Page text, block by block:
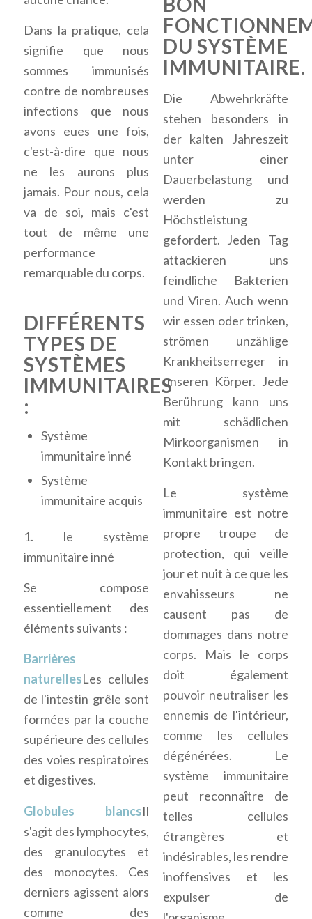
Dans la pratique, cela
signifie que nous
sommes immunisés
contre de nombreuses
infections que nous
avons eues une fois,
c'est-à-dire que nous
ne les aurons plus
jamais. Pour nous, cela
va de soi, mais c'est
tout de même une
performance
remarquable du corps.
DIFFÉRENTS
TYPES DE
SYSTÈMES
IMMUNITAIRES
:
Système
immunitaire inné
Système
immunitaire acquis
1. le système
immunitaire inné
Se compose
essentiellement des
éléments suivants :
Barrières
naturellesLes cellules
de l'intestin grêle sont
formées par la couche
supérieure des cellules
des voies respiratoires
et digestives.
Globules blancsIl
s'agit des lymphocytes,
des granulocytes et
des monocytes. Ces
derniers agissent alors
comme des
DU SYSTÈME
IMMUNITAIRE.
Die Abwehrkräfte
stehen besonders in
der kalten Jahreszeit
unter einer
Dauerbelastung und
werden zu
Höchstleistung
gefordert. Jeden Tag
attackieren uns
feindliche Bakterien
und Viren. Auch wenn
wir essen oder trinken,
strömen unzählige
Krankheitserreger in
unseren Körper. Jede
Berührung kann uns
mit schädlichen
Mirkoorganismen in
Kontakt bringen.
Le système
immunitaire est notre
propre troupe de
protection, qui veille
jour et nuit à ce que les
envahisseurs ne
causent pas de
dommages dans notre
corps. Mais le corps
doit également
pouvoir neutraliser les
ennemis de l'intérieur,
comme les cellules
dégénérées. Le
système immunitaire
peut reconnaître de
telles cellules
étrangères et
indésirables, les rendre
inoffensives et les
expulser de